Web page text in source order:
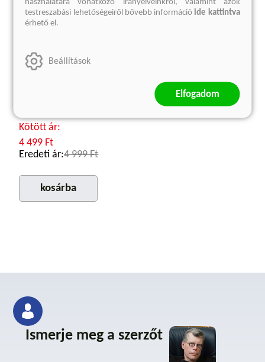
Kötött ár:
4 499 Ft
Eredeti ár:4 999 Ft
kosárba
Ismerje meg a szerzőt
használatára vonatkozó irányelveinkről, valamint azok
testreszabási lehetőségeiről bővebb információide kattintva
érhető el.
Beállítások
Elfogadom